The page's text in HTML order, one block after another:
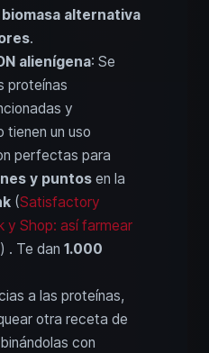
biomasa alternativa
.
alienígena: Se
proteínas
y
tienen un uso
perfectas para
y puntos en la
(Satisfactory
y Shop: así farmear
) . Te dan 1.000
a las proteínas,
otra receta de
con